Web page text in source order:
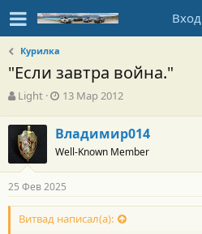
Вход
Курилка
"Если завтра война."
А
т
о
р
т
е
м
ы
Light
Д
а
н
ч
а
л
а
13 Мар 2012
Владимир014
Well-Known Member
25 Фев 2025
Витвад написал(а):